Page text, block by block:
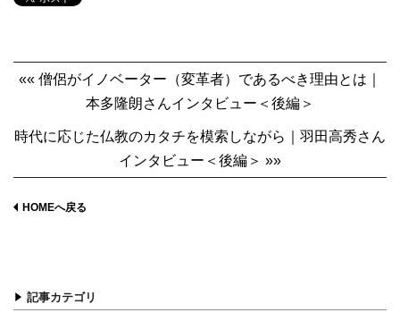
«« 僧侶がイノベーター（変革者）であるべき理由とは｜
本多隆朗さんインタビュー＜後編＞
時代に応じた仏教のカタチを模索しながら｜羽田高秀さん
インタビュー＜後編＞ »»
HOMEへ戻る
記事カテゴリ